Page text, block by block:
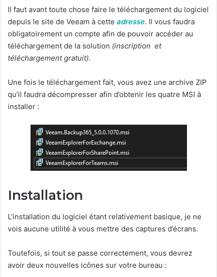
Il faut avant toute chose faire le téléchargement du logiciel
depuis le site de Veeam à cette adresse. Il vous faudra
obligatoirement un compte afin de pouvoir accéder au
téléchargement de la solution (inscription et
téléchargement gratuit).
Une fois le téléchargement fait, vous avez une archive ZIP
qu’il faudra décompresser afin d’obtenir les quatre MSI à
installer :
Installation
L’installation du logiciel étant relativement basique, je ne
vois aucune utilité à vous mettre des captures d’écrans.
Toutefois, si tout se passe correctement, vous devrez
avoir deux nouvelles icônes sur votre bureau :